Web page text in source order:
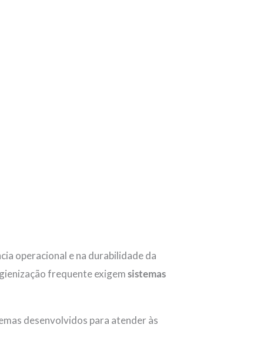
operacional e na durabilidade da
frequente exigemsistemas
desenvolvidos para atender às